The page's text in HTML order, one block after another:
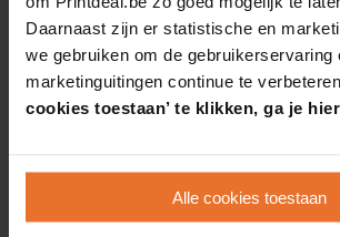
Daarnaast zijn er statistische en
we gebruiken om de gebruikerservaring
marketinguitingen continue te
cookies toestaan’ te klikken, ga je
Alle cookies toestaan